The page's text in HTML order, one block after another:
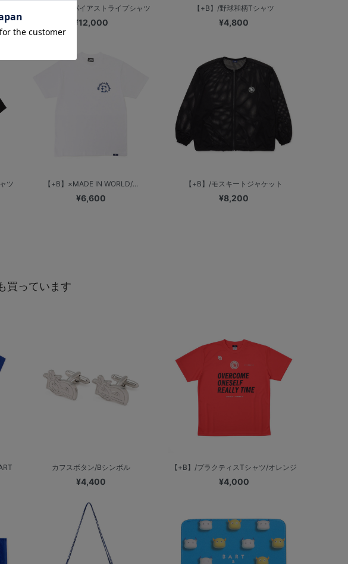
【+B】/アンパイアストライプシャツ
¥12,000
【+B】/野球和柄Tシャツ
¥4,800
ツ 【+B】×MADE IN WORLD/...
¥6,600
【+B】/モスキートジャケット
¥8,200
買っています
カフスボタン/Bシンボル
¥4,400
【+B】/プラクティスTシャツ/オレンジ
¥4,000